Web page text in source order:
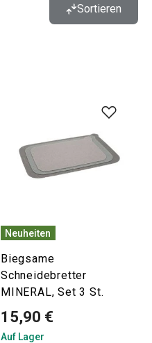
Sortieren
Neuheiten
Biegsame
Schneidebretter
MINERAL, Set 3 St.
15,90 €
Auf Lager